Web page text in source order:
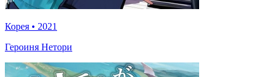
Корея • 2021
Героиня Нетори